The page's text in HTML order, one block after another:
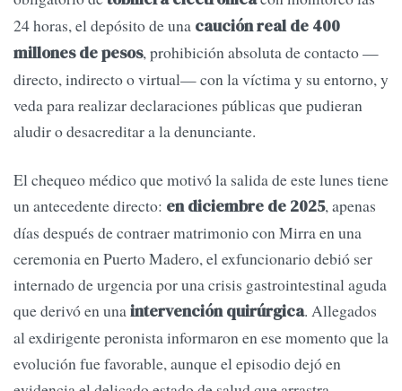
24 horas, el depósito de una caución real de 400
millones de pesos, prohibición absoluta de contacto —
directo, indirecto o virtual— con la víctima y su entorno, y
veda para realizar declaraciones públicas que pudieran
aludir o desacreditar a la denunciante.
El chequeo médico que motivó la salida de este lunes tiene
un antecedente directo: en diciembre de 2025, apenas
días después de contraer matrimonio con Mirra en una
ceremonia en Puerto Madero, el exfuncionario debió ser
internado de urgencia por una crisis gastrointestinal aguda
que derivó en unaintervención quirúrgica. Allegados
al exdirigente peronista informaron en ese momento que la
evolución fue favorable, aunque el episodio dejó en